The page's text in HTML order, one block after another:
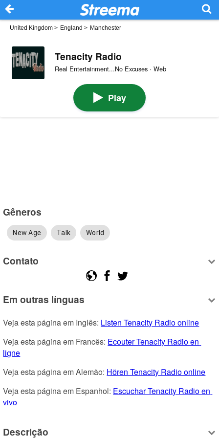
United Kingdom > England > Manchester
Tenacity Radio
Real Entertainment...No Excuses · Web
Play
Gêneros
New Age Talk World
Contato
Em outras línguas
Veja esta página em Inglês: Listen Tenacity Radio online
Veja esta página em Francês: Ecouter Tenacity Radio en
ligne
Veja esta página em Alemão: Hören Tenacity Radio online
Veja esta página em Espanhol: Escuchar Tenacity Radio en
vivo
Descrição